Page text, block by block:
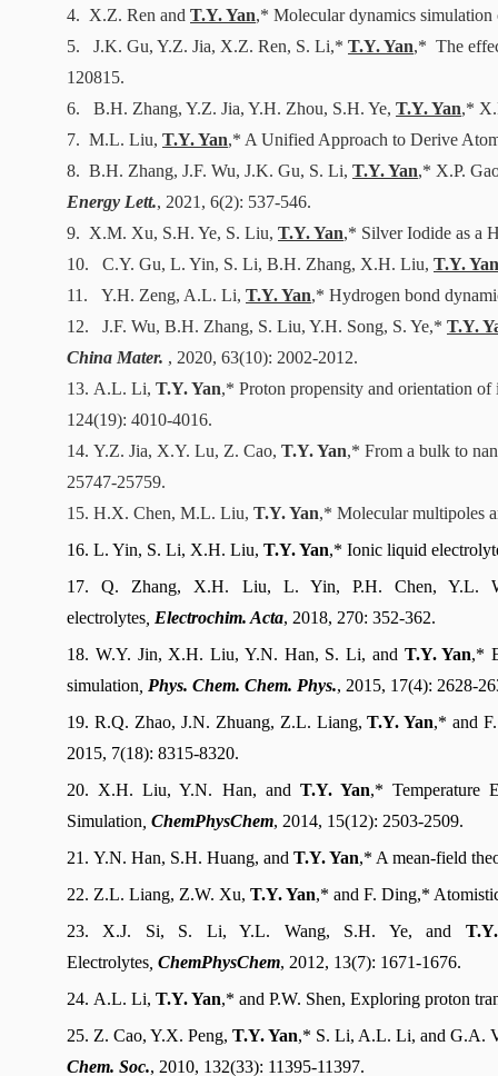
4. X.Z. Ren and T.Y. Yan,* Molecular dynamics simulation
5.
J.K. Gu, Y.Z. Jia, X.Z. Ren, S. Li,* T.Y. Yan,* The
120815.
6.
B.H. Zhang, Y.Z. Jia, Y.H. Zhou, S.H. Ye, T.Y. Yan,*
7. M.L. Liu, T.Y. Yan,* A Unified Approach to Derive
8. B.H. Zhang, J.F. Wu, J.K. Gu, S. Li, T.Y. Yan,* X.P.
Energy Lett., 2021, 6(2): 537-546.
9. X.M. Xu, S.H. Ye, S. Liu, T.Y. Yan,* Silver Iodide as a
10.
C.Y. Gu, L. Yin, S. Li, B.H. Zhang, X.H. Liu, T.Y. Yan
11.
Y.H. Zeng, A.L. Li, T.Y. Yan,* Hydrogen bond
12.
J.F. Wu, B.H. Zhang, S. Liu, Y.H. Song, S. Ye,* T.Y.
China Mater. , 2020, 63(10): 2002-2012.
13. A.L. Li, T.Y. Yan,* Proton propensity and orientation
124(19): 4010-4016.
14. Y.Z. Jia, X.Y. Lu, Z. Cao, T.Y. Yan,* From a bulk to
25747-25759.
15. H.X. Chen, M.L. Liu, T.Y. Yan,* Molecular multipoles
16. L. Yin, S. Li, X.H. Liu, T.Y. Yan,* Ionic liquid
17. Q. Zhang, X.H. Liu, L. Yin, P.H. Chen, Y.L.
electrolytes Electrochim. Acta, 2018, 270: 352-362.
18. W.Y. Jin, X.H. Liu, Y.N. Han, S. Li, and T.Y. Yan,*
simulation Phys. Chem. Chem. Phys., 2015, 17(4): 2628-
19. R.Q. Zhao, J.N. Zhuang, Z.L. Liang,T.Y. Yan,* and
2015, 7(18): 8315-8320.
20. X.H. Liu, Y.N. Han, and T.Y. Yan,* Temperature
Simulation ChemPhysChem, 2014, 15(12): 2503-2509.
21. Y.N. Han, S.H. Huang, and T.Y. Yan,* A mean-field
22. Z.L. Liang, Z.W. Xu, T.Y. Yan,* and F. Ding,*
23. X.J. Si, S. Li, Y.L. Wang, S.H. Ye, and
Electrolytes ChemPhysChem, 2012, 13(7): 1671-1676.
24. A.L. Li, T.Y. Yan,* and P.W. Shen, Exploring proton
25. Z. Cao, Y.X. Peng, T.Y. Yan,* S. Li, A.L. Li, and G.A.
Chem. Soc., 2010, 132(33): 11395-11397.